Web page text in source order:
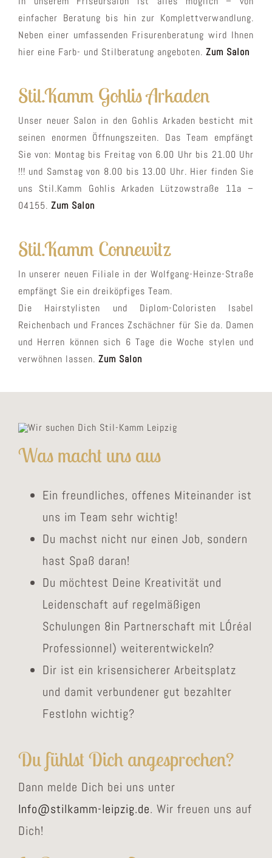
einfacher Beratung bis hin zur Komplettverwandlung.
Neben einer umfassenden Frisurenberatung wird Ihnen
hier eine Farb- und Stilberatung angeboten. Zum Salon
Stil.Kamm Gohlis Arkaden
Unser neuer Salon in den Gohlis Arkaden besticht mit
seinen enormen Öffnungszeiten. Das Team empfängt
Sie von: Montag bis Freitag von 6.00 Uhr bis 21.00 Uhr
!!! und Samstag von 8.00 bis 13.00 Uhr. Hier finden Sie
uns Stil.Kamm Gohlis Arkaden Lützowstraße 11a –
04155. Zum Salon
Stil.Kamm Connewitz
In unserer neuen Filiale in der Wolfgang-Heinze-Straße
empfängt Sie ein dreiköpfiges Team.
Die Hairstylisten und Diplom-Coloristen Isabel
Reichenbach und Frances Zschächner für Sie da. Damen
und Herren können sich 6 Tage die Woche stylen und
verwöhnen lassen. Zum Salon
Was macht uns aus
Ein freundliches, offenes Miteinander ist
uns im Team sehr wichtig!
Du machst nicht nur einen Job, sondern
hast Spaß daran!
Du möchtest Deine Kreativität und
Leidenschaft auf regelmäßigen
Schulungen 8in Partnerschaft mit LÓréal
Professionnel) weiterentwickeln?
Dir ist ein krisensicherer Arbeitsplatz
und damit verbundener gut bezahlter
Festlohn wichtig?
Du fühlst Dich angesprochen?
Dann melde Dich bei uns unter
Info@stilkamm-leipzig.de. Wir freuen uns auf
Dich!